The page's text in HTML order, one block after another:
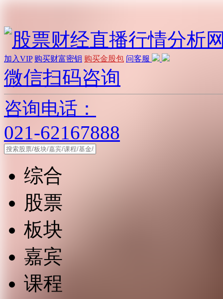
加入VIP 购买财富密钥 购买金股包 问客服
微信扫码咨询
咨询电话：
021-62167888
综合
股票
板块
嘉宾
课程